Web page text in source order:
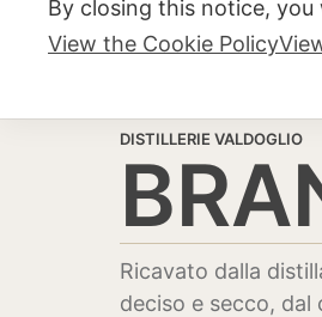
DISTILLERIE VALDOGLIO
Ricavato dalla
deciso e secco,
By closing this notice,
View the Cookie Policy